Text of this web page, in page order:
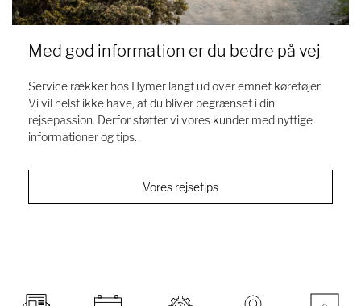
Med god information er du bedre på vej
Service rækker hos Hymer langt ud over emnet køretøjer.
Vi vil helst ikke have, at du bliver begrænset i din
rejsepassion. Derfor støtter vi vores kunder med nyttige
informationer og tips.
Vores rejsetips